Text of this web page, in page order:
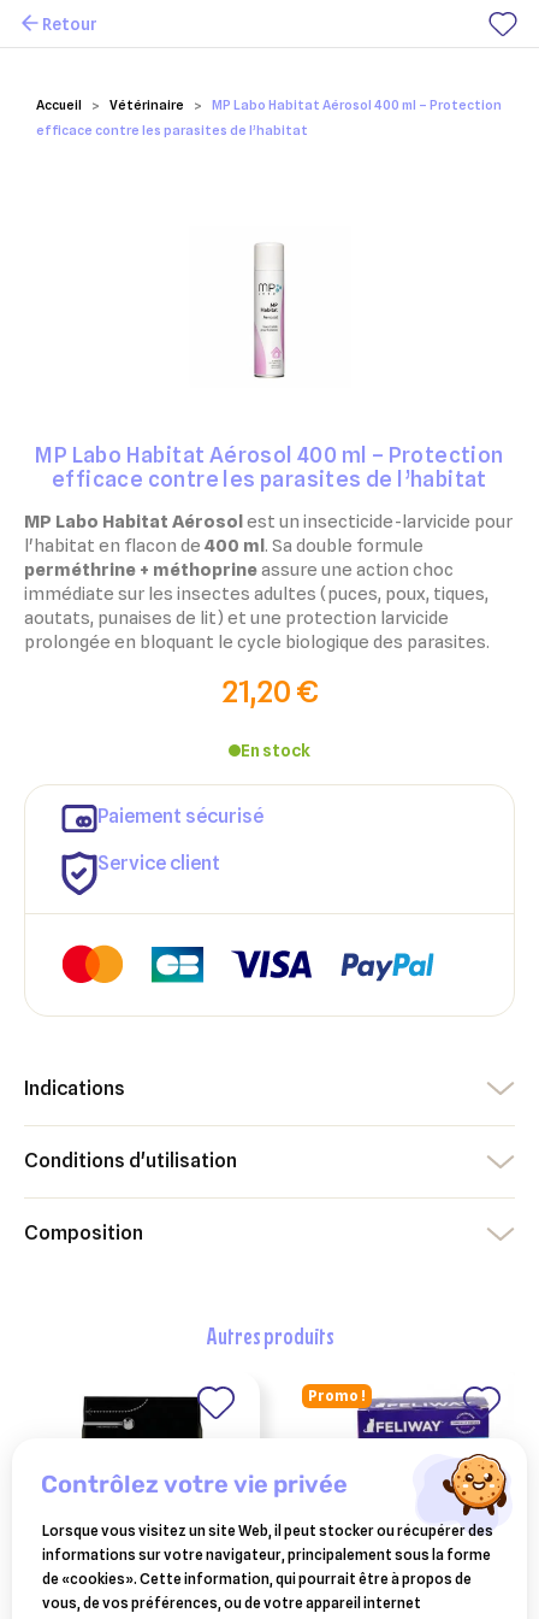
Mes favoris
Accueil Vétérinaire
MP Labo Habitat Aérosol 400 ml – Protection
efficace contre les parasites de l’habitat
Retour
MP Labo Habitat Aérosol 400 ml – Protection
efficace contre les parasites de l’habitat
MP Labo Habitat Aérosolest un insecticide-larvicide pour
l'habitat en flacon de 400 ml. Sa double formule
perméthrine + méthoprineassure une action choc
immédiate sur les insectes adultes (puces, poux, tiques,
aoutats, punaises de lit) et une protection larvicide
prolongée en bloquant le cycle biologique des parasites.
21,20 €
En stock
Paiement sécurisé
Service client
Indications
Conditions d'utilisation
Composition
autres produits
PURINA
Promo !
CEVA SANTE ANIMALE
Ajouter à ma liste d'envies
Créer une nouvelle liste
Créer une liste d'envies
Nom de la liste d'envies
Annuler Créer une liste d'envies
Connexion
Vous devez être connecté pour ajouter des produits à votre
Annuler Connexion
contrôlez votre vie privée
Lorsque vous visitez un site Web, il peut stocker ou récupérer des
informations sur votre navigateur, principalement sous la forme
de «cookies». Cette information, qui pourrait être à propos de
vous, de vos préférences, ou de votre appareil internet